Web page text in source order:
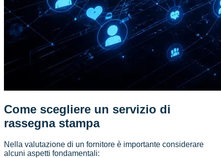
Come scegliere un servizio di
rassegna stampa
Nella valutazione di un fornitore è importante considerare
alcuni aspetti fondamentali: